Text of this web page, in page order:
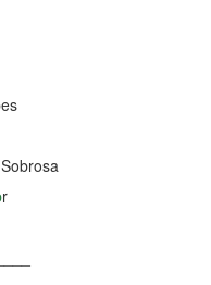
r